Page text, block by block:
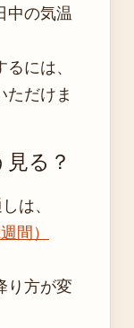
中の気温
には、
ただけま
る？
は、
間）
り方が変